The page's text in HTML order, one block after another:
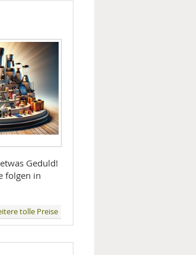
Geduld!
folgen in
tolle Preise